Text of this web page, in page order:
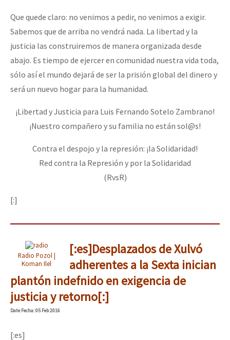
Que quede claro: no venimos a pedir, no venimos a exigir.
Sabemos que de arriba no vendrá nada. La libertad y la
justicia las construiremos de manera organizada desde
abajo. Es tiempo de ejercer en comunidad nuestra vida toda,
sólo así el mundo dejará de ser la prisión global del dinero y
será un nuevo hogar para la humanidad.
¡Libertad y Justicia para Luis Fernando Sotelo Zambrano!
¡Nuestro compañero y su familia no están sol@s!
Contra el despojo y la represión: ¡la Solidaridad!
Red contra la Represión y por la Solidaridad
(RvsR)
[:]
Radio Pozol |
Koman Ilel
[:es]Desplazados de Xulvó
adherentes a la Sexta inician
plantón indefnido en exigencia de
justicia y retorno[:]
DateFecha: 05 Feb 2016
[:es]